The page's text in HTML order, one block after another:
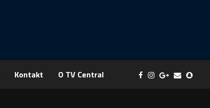
Kontakt O TV Central